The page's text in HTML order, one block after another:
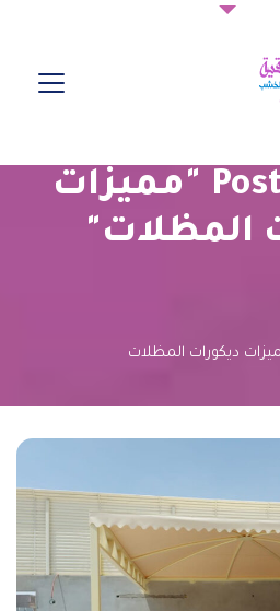
Posts Tagged "مميزات
المظلات"
ديكورات المظلات